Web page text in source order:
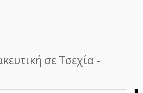
σε Τσεχία -